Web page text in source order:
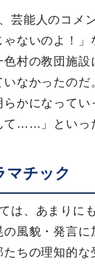
芸能人のコメ
ないのよ！
村の教団施
なかったの
かになって
て……」といっ
マチック
は、あまりに
風貌・発言
ちの理知的